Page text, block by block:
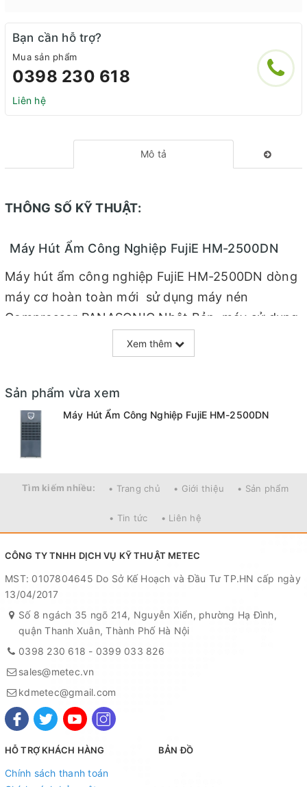
Bạn cần hỗ trợ?
Mua sản phẩm
0398 230 618
Liên hệ
Mô tả
THÔNG SỐ KỸ THUẬT:
Máy Hút Ẩm Công Nghiệp FujiE HM-2500DN
Máy hút ẩm công nghiệp FujiE HM-2500DN dòng
máy cơ hoàn toàn mới sử dụng máy nén
Compressor PANASONIC Nhật Bản, máy sử dụng
- Công nghệ: máy nén
- Công suất hút ẩm 250lít /24 giờ (ở điều kiện
- Môi chất sử dụng: R410a
- Ứng dụng nhiệt độ từ 5 ℃ đến 38 ℃
- Công suất đầu vào : 4150W (model cũ)
Lưu lượng: 2700 m³ / h (model mới)
- Lưu lượng: 3000 m³ / h (model cũ)
- Xả nước liên tục qua ống dẫn
- Màn hình LED với sự điều khiển thông minh
bằng kỹ thuật máy vi tính
- Có màng lọc bụi
Xem thêm
Sản phẩm vừa xem
Máy Hút Ẩm Công Nghiệp FujiE HM-2500DN
Tìm kiếm nhiều: • Trang chủ • Giới thiệu • Sản phẩm
• Tin tức • Liên hệ
CÔNG TY TNHH DỊCH VỤ KỸ THUẬT METEC
MST: 0107804645 Do Sở Kế Hoạch và Đầu Tư TP.HN cấp ngày
13/04/2017
Số 8 ngách 35 ngõ 214, Nguyễn Xiển, phường Hạ Đình,
quận Thanh Xuân, Thành Phố Hà Nội
0398 230 618 - 0399 033 826
sales@metec.vn
kdmetec@gmail.com
HỖ TRỢ KHÁCH HÀNG
Chính sách thanh toán
BẢN ĐỒ